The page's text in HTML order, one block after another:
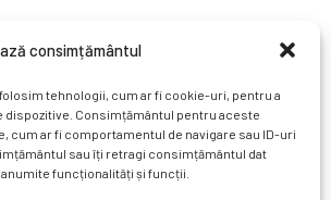
consimțământul
tehnologii, cum ar fi cookie-uri, pentru a
Consimțământul pentru aceste
cum ar fi comportamentul de navigare sau ID-uri
sau îți retragi consimțământul dat
funcționalități și funcții.